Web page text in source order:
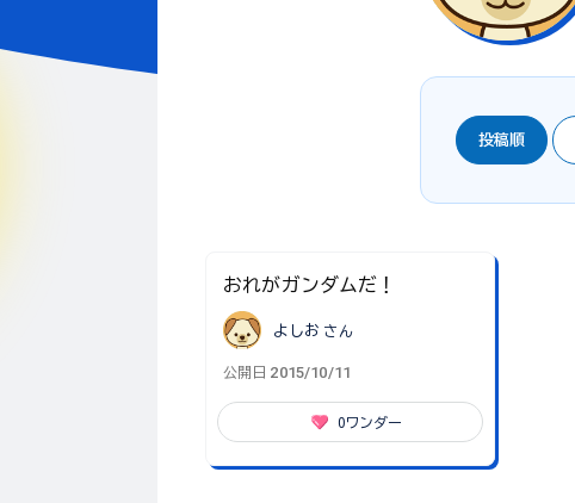
投稿順
おれがガンダムだ！
よしお さん
公開日 2015/10/11
0ワンダー